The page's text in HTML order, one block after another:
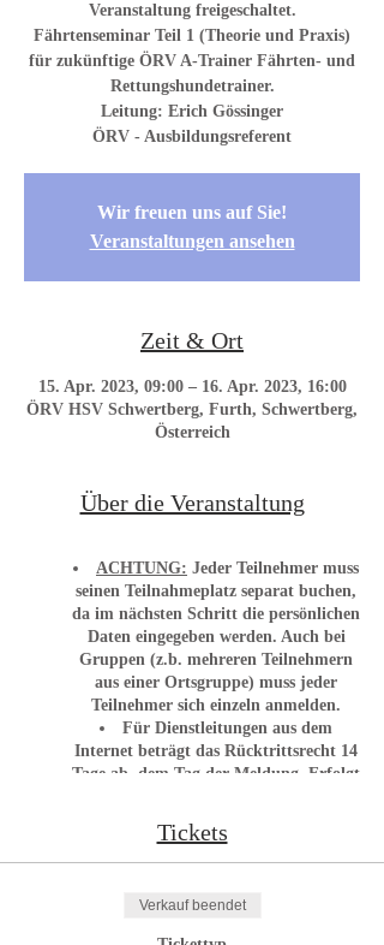
Veranstaltung freigeschaltet.
Fährtenseminar Teil 1 (Theorie und Praxis)
für zukünftige ÖRV A-Trainer Fährten- und
Rettungshundetrainer.
Leitung: Erich Gössinger
ÖRV - Ausbildungsreferent
Wir freuen uns auf Sie!
Veranstaltungen ansehen
Zeit & Ort
15. Apr. 2023, 09:00 – 16. Apr. 2023, 16:00
ÖRV HSV Schwertberg, Furth, Schwertberg,
Österreich
Über die Veranstaltung
ACHTUNG: Jeder Teilnehmer muss
seinen Teilnahmeplatz separat buchen,
da im nächsten Schritt die persönlichen
Daten eingegeben werden. Auch bei
Gruppen (z.b. mehreren Teilnehmern
aus einer Ortsgruppe) muss jeder
Teilnehmer sich einzeln anmelden.
Für Dienstleitungen aus dem
Internet beträgt das Rücktrittsrecht 14
Tage ab dem Tag der Meldung. Erfolgt
Rücktrittsgebühr verrechnet.
NICHT ÖRV-Mitglieder müssen ein
Gast-Ticket buchen, welches nach
freigeschalten wird. Eine Anmeldung
ohne dem Gast-Ticket ist NICHT
Tickets
Verkauf beendet